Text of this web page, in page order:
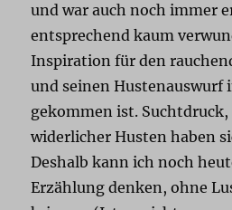
und war auch noch immer
entsprechend kaum
Inspiration für den
und seinen Hustenauswurf
gekommen ist. Suchtdruck,
widerlicher Husten haben
Deshalb kann ich noch
Erzählung denken, ohne